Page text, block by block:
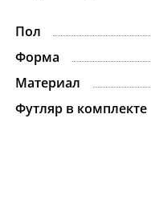
Пол
Форма
Материал
Футляр в комплекте